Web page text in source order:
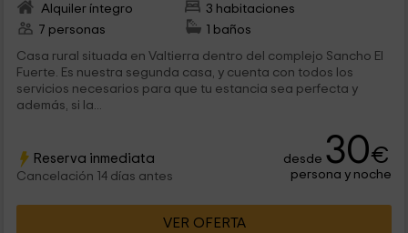
Alquiler íntegro
3 habitaciones
7 personas
1 baños
Casa rural situada en Valtierra dentro del complejo Sancho El
Fuerte. Es nuestra segunda casa, y cuenta con todos los
servicios necesarios para que tu estancia sea perfecta y
además, si la...
Reserva inmediata
Cancelación 14 días antes
desde 30€
persona y noche
VER OFERTA